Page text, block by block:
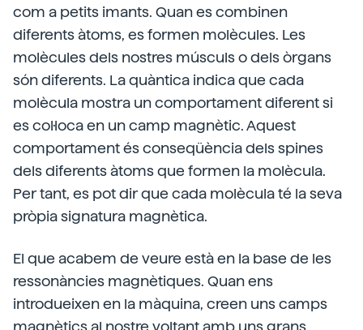
com a petits imants. Quan es combinen
diferents àtoms, es formen molècules. Les
molècules dels nostres músculs o dels òrgans
són diferents. La quàntica indica que cada
molècula mostra un comportament diferent si
es col·loca en un camp magnètic. Aquest
comportament és conseqüència dels spines
dels diferents àtoms que formen la molècula.
Per tant, es pot dir que cada molècula té la seva
pròpia signatura magnètica.
El que acabem de veure està en la base de les
ressonàncies magnètiques. Quan ens
introdueixen en la màquina, creen uns camps
magnètics al nostre voltant amb uns grans